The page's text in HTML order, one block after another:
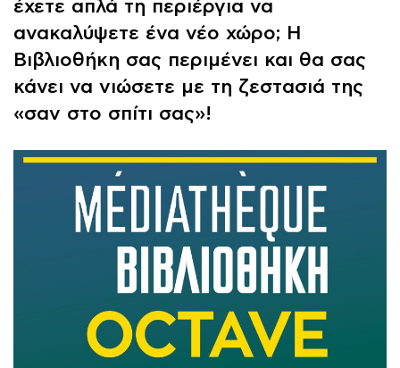
έχετε απλά τη περιέργια να
ανακαλύψετε ένα νέο χώρο; Η
Βιβλιοθήκη σας περιμένει και θα σας
κάνει να νιώσετε με τη ζεστασιά της
«σαν στο σπίτι σας»!